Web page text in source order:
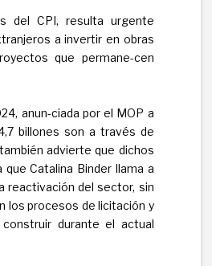
del CPI, resulta urgente
a invertir en obras
que permane-cen
anun-ciada por el MOP a
billones son a través de
advierte que dichos
Catalina Binder llama a
reactivación del sector, sin
los procesos de licitación y
durante el actual